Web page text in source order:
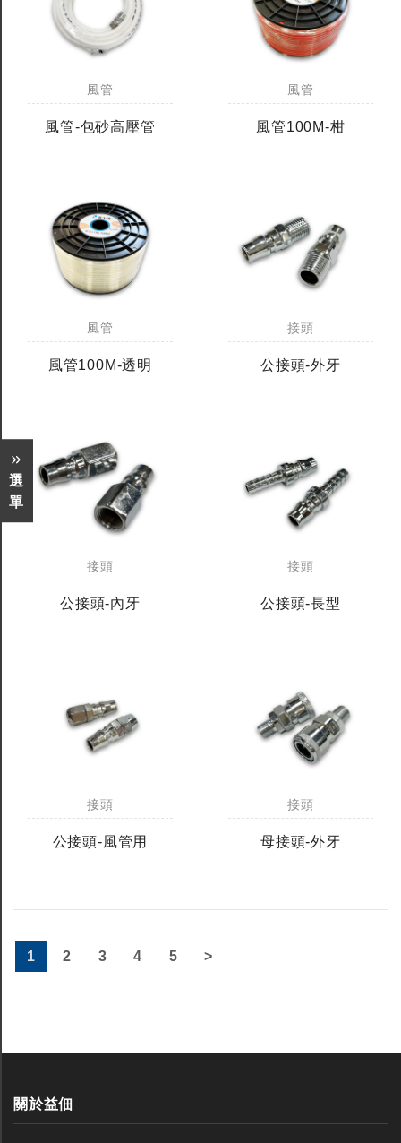
選
單
台製WEENIX四刃全鎢鋼銑刀
台製WEENIX加長二
銑刀
風管
風管-包砂高壓管
風管
風管100M-柑
風管
風管100M-透明
接頭
公接頭-外牙
接頭
公接頭-內牙
接頭
公接頭-長型
接頭
公接頭-風管用
接頭
母接頭-外牙
1 2 3 4 5 >
關於益佃